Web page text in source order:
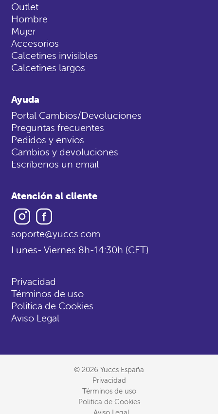
Outlet
Hombre
Mujer
Accesorios
Calcetines invisibles
Calcetines largos
Ayuda
Portal Cambios/Devoluciones
Preguntas frecuentes
Pedidos y envios
Cambios y devoluciones
Escríbenos un email
Atención al cliente
Instagram
soporte@yuccs.com
Lunes- Viernes 8h-14:30h (CET)
Privacidad
Términos de uso
Politica de Cookies
Aviso Legal
© 2026 Yuccs España
Privacidad
Términos de uso
Politica de Cookies